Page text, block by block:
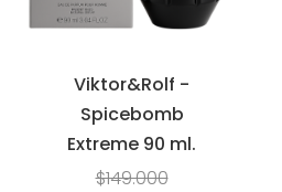
Viktor&Rolf -
Spicebomb
Extreme 90 ml.
$149.000